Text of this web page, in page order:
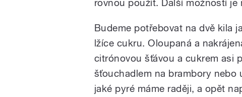
rovnou použít. Další možností je
Budeme potřebovat na dvě kila
lžíce cukru. Oloupaná a
citrónovou šťávou a cukrem asi
šťouchadlem na brambory nebo
jaké pyré máme raději, a opět